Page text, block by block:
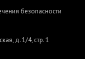
безопасности
д. 1/4, стр. 1